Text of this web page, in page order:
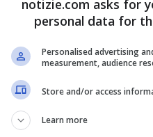
l’aumento della
su
tranne nelle
notizie.com asks for
personal data for
Personalised advertising
measurement, audience
Store and/or access
Learn more